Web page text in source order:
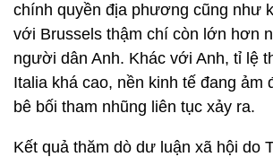
chính quyền địa phương cũng như
với Brussels thậm chí còn lớn hơn
người dân Anh. Khác với Anh, tỉ lệ
Italia khá cao, nền kinh tế đang ảm
bê bối tham nhũng liên tục xảy ra.
Kết quả thăm dò dư luận xã hội do